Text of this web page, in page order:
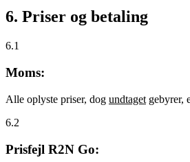
6. Priser og betaling
6.1
Moms:
Alle oplyste priser, dog undtaget gebyrer,
6.2
Prisfejl R2N Go: